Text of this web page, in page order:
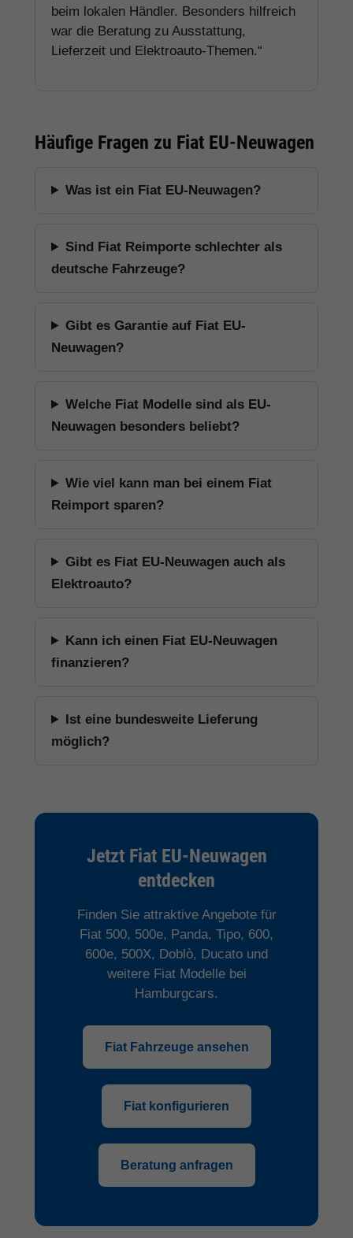
beim lokalen Händler. Besonders hilfreich
war die Beratung zu Ausstattung,
Lieferzeit und Elektroauto-Themen.“
Häufige Fragen zu Fiat EU-Neuwagen
Was ist ein Fiat EU-Neuwagen?
Sind Fiat Reimporte schlechter als
deutsche Fahrzeuge?
Gibt es Garantie auf Fiat EU-
Neuwagen?
Welche Fiat Modelle sind als EU-
Neuwagen besonders beliebt?
Wie viel kann man bei einem Fiat
Reimport sparen?
Gibt es Fiat EU-Neuwagen auch als
Elektroauto?
Kann ich einen Fiat EU-Neuwagen
finanzieren?
Ist eine bundesweite Lieferung
möglich?
Jetzt Fiat EU-Neuwagen
entdecken
Finden Sie attraktive Angebote für
Fiat 500, 500e, Panda, Tipo, 600,
600e, 500X, Doblò, Ducato und
weitere Fiat Modelle bei
Hamburgcars.
Fiat Fahrzeuge ansehen
Fiat konfigurieren
Beratung anfragen